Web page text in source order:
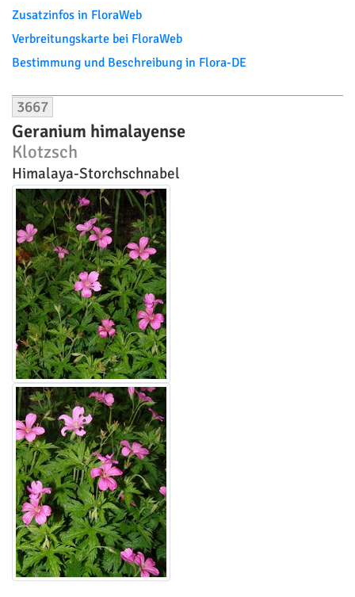
Zusatzinfos in FloraWeb
Verbreitungskarte bei FloraWeb
Bestimmung und Beschreibung in Flora-DE
3667
Geranium himalayense
Klotzsch
Himalaya-Storchschnabel